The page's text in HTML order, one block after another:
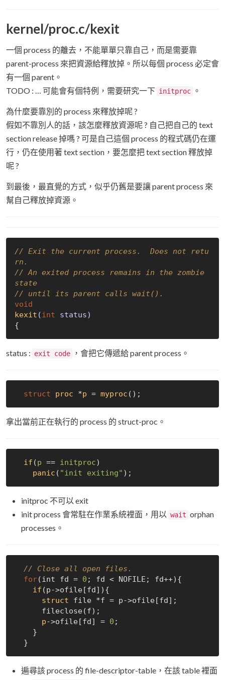
kernel/proc.c/kexit
一個 process 的離去，不能單單只靠自己，而是需要靠
parent-process 來把資源給釋放掉。所以每個 process 必定會
有一個 parent。
TODO : … 可能會有個特例，需要研究一下 initproc 。
為什麼要靠別的 process 來釋放掉呢 ?
假如不靠別人的話，該怎麼釋放資源呢 ? 自己把自己的 text
section release 掉嗎 ? 可是自己這個 process 的程式碼仍在運
行，仍在使用著 text section，要怎麼把 text section 釋放掉
呢 ?
到最後，最直覺的方式，似乎仍舊是要讓 parent process 來
幫自己釋放掉資源。
// Exit the current process.  Does not retu
rn.
// An exited process remains in the zombie
state
// until its parent calls wait().
void
kexit ( int status)
status : exit code ，會把它傳遞給 parent process。
struct proc *p = myproc ();
拿出當前正在執行的 process 的 struct-proc。
if (p == initproc)
panic ( "init exiting"
initproc 不可以 exit
init process 會常駐在作業系統裡面，用以 wait orphan
processes。
// Close all open files.
for(int fd = 0 ; fd < NOFILE; fd++){
if (p->ofile[fd]){
struct file *f = p->ofile[fd];
p->ofile[fd] = 0 ;
遍尋該 process 的 file-descriptor-table，在該 table 裡面